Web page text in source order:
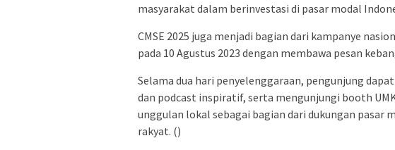
masyarakat dalam berinvestasi di pasar modal
CMSE 2025 juga menjadi bagian dari kampanye
pada 10 Agustus 2023 dengan membawa pesan
Selama dua hari penyelenggaraan, pengunjung
dan podcast inspiratif, serta mengunjungi booth
unggulan lokal sebagai bagian dari dukungan pasar
rakyat. ()